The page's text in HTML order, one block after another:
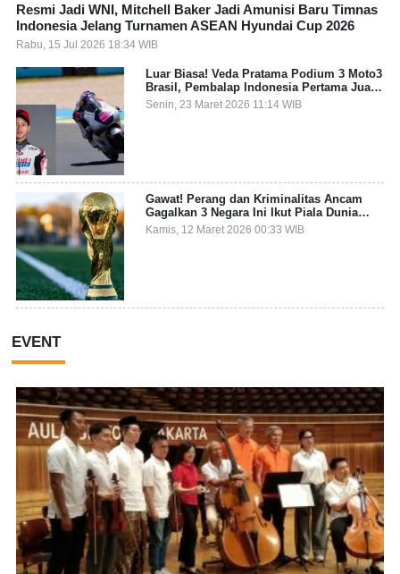
Resmi Jadi WNI, Mitchell Baker Jadi Amunisi Baru Timnas
Indonesia Jelang Turnamen ASEAN Hyundai Cup 2026
Rabu, 15 Jul 2026 18:34 WIB
Luar Biasa! Veda Pratama Podium 3 Moto3
Brasil, Pembalap Indonesia Pertama Juara
Grand Prix
Senin, 23 Maret 2026 11:14 WIB
Gawat! Perang dan Kriminalitas Ancam
Gagalkan 3 Negara Ini Ikut Piala Dunia
2026
Kamis, 12 Maret 2026 00:33 WIB
EVENT